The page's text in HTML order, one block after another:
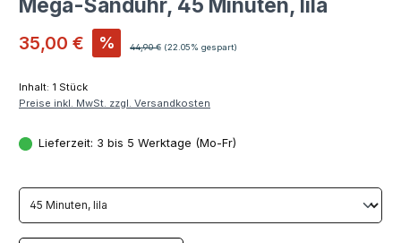
Verkaufspreis:
35,00 € % Regulärer Preis:
44,90 € (22.05% gespart)
Inhalt: 1 Stück
Preise inkl. MwSt. zzgl. Versandkosten
Lieferzeit: 3 bis 5 Werktage (Mo-Fr)